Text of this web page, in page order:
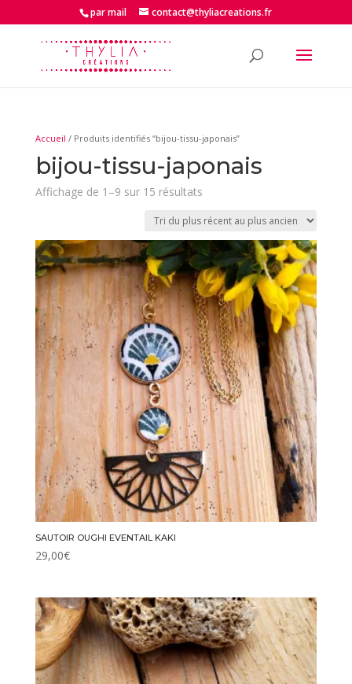
par mail contact@thyliacreations.fr
Accueil / Produits identifiés “bijou-tissu-japonais”
bijou-tissu-japonais
Affichage de 1–9 sur 15 résultatsTrié
plus
au
plus
ancien
SAUTOIR OUGHI EVENTAIL KAKI
29,00€